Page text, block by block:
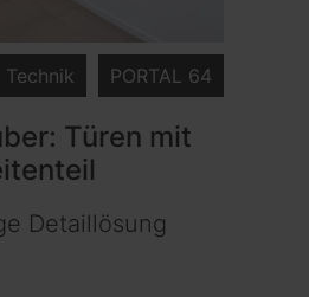
PORTAL 64
Technik
Türen mit
Detaillösung